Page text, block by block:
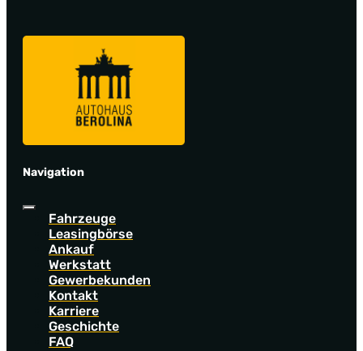
Navigation
Fahrzeuge
Leasingbörse
Ankauf
Werkstatt
Gewerbekunden
Kontakt
Karriere
Geschichte
FAQ